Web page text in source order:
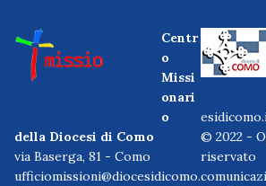
Centr
o
Missi
onari
o
della Diocesi di Como
via Baserga, 81 - Como
ufficiomissioni@diocesidicomo.
© 2022 -
riservato